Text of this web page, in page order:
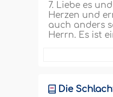
7. Liebe es
Herzen und
auch anders
Herrn. Es ist
Die